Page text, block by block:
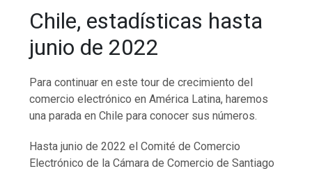
Chile, estadísticas hasta
junio de 2022
Para continuar en este tour de crecimiento del
comercio electrónico en América Latina, haremos
una parada en Chile para conocer sus números.
Hasta junio de 2022 el Comité de Comercio
Electrónico de la Cámara de Comercio de Santiago